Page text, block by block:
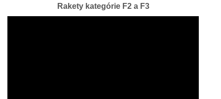
Rakety kategórie F2 a F3